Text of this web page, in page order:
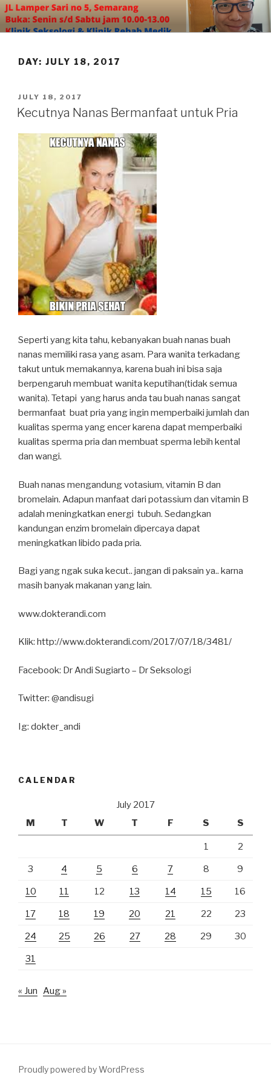
Skip
to
content
DAY: JULY 18, 2017
POSTED
ON
JULY 18, 2017
Kecutnya Nanas Bermanfaat untuk Pria
Seperti yang kita tahu, kebanyakan buah nanas buah
nanas memiliki rasa yang asam. Para wanita terkadang
takut untuk memakannya, karena buah ini bisa saja
berpengaruh membuat wanita keputihan(tidak semua
wanita). Tetapi yang harus anda tau buah nanas sangat
bermanfaat buat pria yang ingin memperbaiki jumlah dan
kualitas sperma yang encer karena dapat memperbaiki
kualitas sperma pria dan membuat sperma lebih kental
dan wangi.
Buah nanas mengandung votasium, vitamin B dan
bromelain. Adapun manfaat dari potassium dan vitamin B
adalah meningkatkan energi tubuh. Sedangkan
kandungan enzim bromelain dipercaya dapat
meningkatkan libido pada pria.
Bagi yang ngak suka kecut.. jangan di paksain ya.. karna
masih banyak makanan yang lain.
www.dokterandi.com
Klik: http://www.dokterandi.com/2017/07/18/3481/
Facebook: Dr Andi Sugiarto – Dr Seksologi
Twitter: @andisugi
Ig: dokter_andi
CALENDAR
July 2017
M
T W T F S S
1 2
3 4 5 6 7 8 9
10 11 12 13 14 15 16
17 18 19 20 21 22 23
24 25 26 27 28 29 30
31
« Jun Aug »
Proudly powered by WordPress